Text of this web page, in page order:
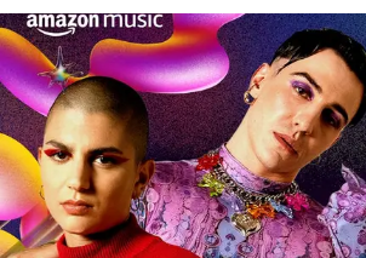
nell'adattamento dell'omonimo
Herbert Lawrence del 1928.